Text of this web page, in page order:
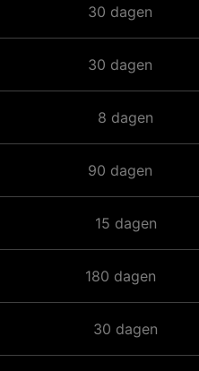
30 dagen
30 dagen
8 dagen
90 dagen
15 dagen
180 dagen
30 dagen